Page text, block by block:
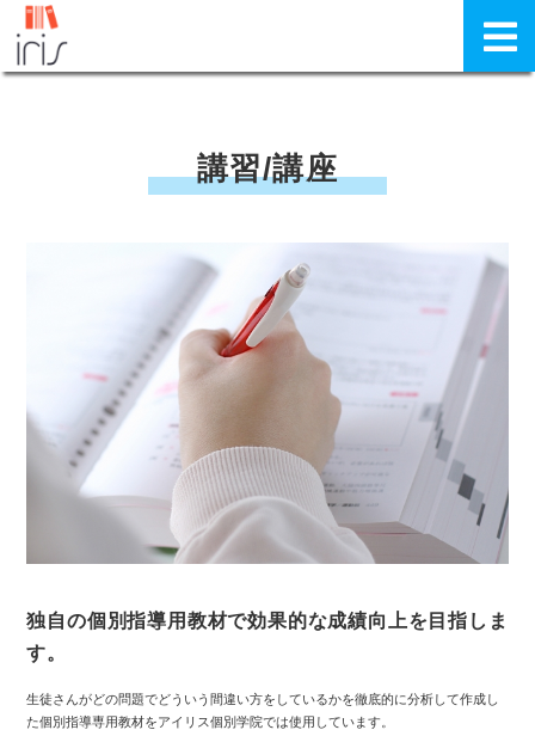
講習/講座
独自の個別指導用教材で効果的な成績向上を目指しま
す。
生徒さんがどの問題でどういう間違い方をしているかを徹底的に分析して作成し
た個別指導専用教材をアイリス個別学院では使用しています。